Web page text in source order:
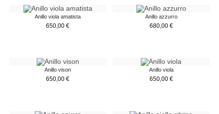
Anillo viola amatista
650,00€
Anillo azzurro
680,00 €
Anillo vison
650,00€
Anillo viola
650,00 €